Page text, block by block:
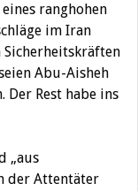
ranghohen
im Iran
Sicherheitskräften
Abu-Aisheh
Rest habe ins
„aus
der Attentäter